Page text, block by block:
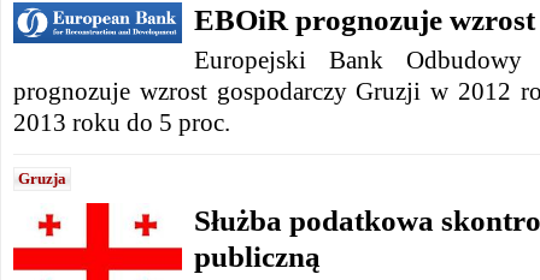
EBOiR prognozuje
Europejski Bank
prognozuje wzrost gospodarczy Gruzji w 2012
2013 roku do 5 proc.
Gruzja
Służba podatkowa
publiczną